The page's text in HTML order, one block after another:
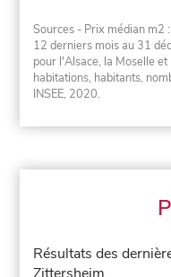
Sources - Prix médian m2
12 derniers mois au 31
pour l'Alsace, la Moselle
habitations, habitants,
INSEE, 2020.
Résultats des